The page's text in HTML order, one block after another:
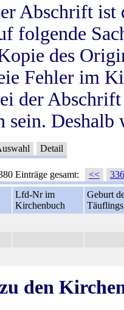
Abschrift
folgende
des
Fehler im
der Abschrift
sein.
Detail
Einträge gesamt: <<
Lfd-Nr im
Kirchenbuch
Geburt
Täuflings
den